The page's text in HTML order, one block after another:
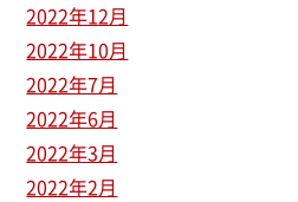
2022年12月
2022年10月
2022年7月
2022年6月
2022年3月
2022年2月